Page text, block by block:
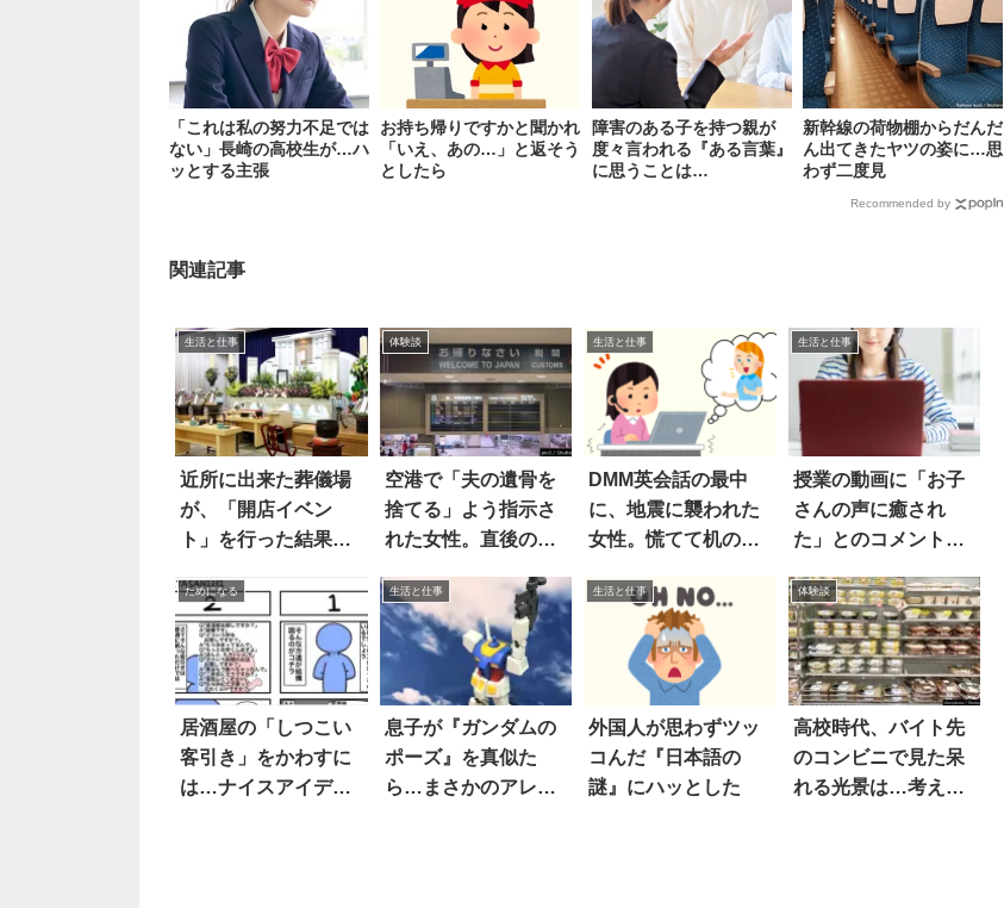
「これは私の努力不足では
ない」長崎の高校生が…ハ
ッとする主張
お持ち帰りですかと聞かれ
「いえ、あの…」と返そう
としたら
障害のある子を持つ親が
度々言われる『ある言葉』
に思うことは…
新幹線の荷物棚からだんだ
ん出てきたヤツの姿に…思
わず二度見
Recommended by
関連記事
生活と仕事
近所に出来た葬儀場
が、「開店イベン
ト」を行った結果…
体験談
空港で「夫の遺骨を
捨てる」よう指示さ
れた女性。直後の出
た
生活と仕事
DMM英会話の最中
に、地震に襲われた
女性。慌てて机の下
生活と仕事
授業の動画に「お子
さんの声に癒され
た」とのコメント
ためになる
居酒屋の「しつこい
客引き」をかわすに
は…ナイスアイデア
生活と仕事
息子が『ガンダムの
ポーズ』を真似た
ら…まさかのアレ
生活と仕事
外国人が思わずツッ
コんだ『日本語の
謎』にハッとした
体験談
高校時代、バイト先
のコンビニで見た呆
れる光景は…考えさ